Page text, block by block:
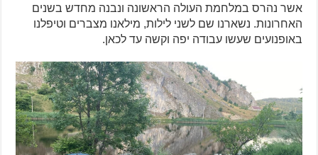
אשר נהרס במלחמת העולה הראשונה ונבנה מחדש בשנים
האחרונות. נשארנו שם לשני לילות, מילאנו מצברים וטיפלנו
באופנועים שעשו עבודה יפה וקשה עד לכאן.